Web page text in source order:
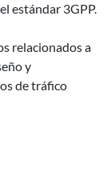
estándar 3GPP.
relacionados a
y
de tráfico